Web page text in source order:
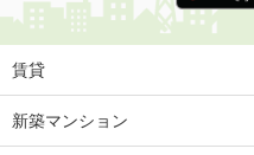
住 所
愛知
専有面積
愛知県名古屋市熱田区千代
賃貸
新築マンション